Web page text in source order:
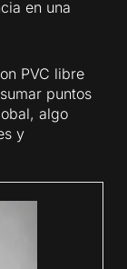
en una
PVC libre
puntos
algo
y